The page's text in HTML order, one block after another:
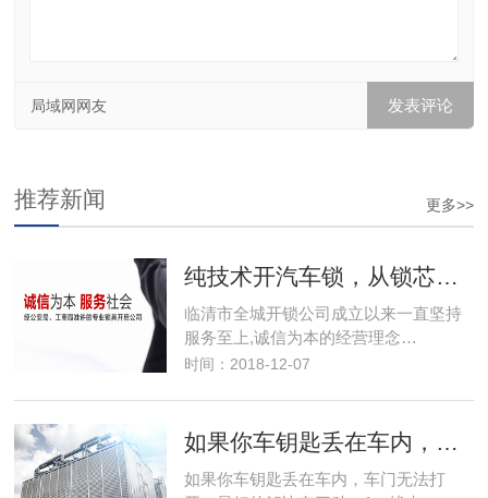
局域网网友
更多>>
推荐新闻
纯技术开汽车锁，从锁芯技术性开启车门不损坏锁和车身漆
临清市全城开锁公司成立以来一直坚持
服务至上,诚信为本的经营理念…
时间：2018-12-07
如果你车钥匙丢在车内，车门无法打开，最好的解决有三种：
如果你车钥匙丢在车内，车门无法打